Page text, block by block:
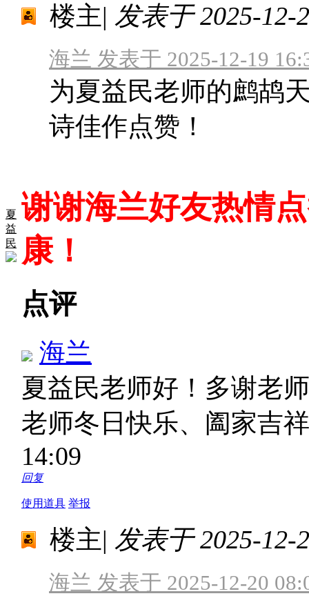
夏
益
民
楼主| 发表于 2025-12-
海兰 发表于 2025-12-19
为夏益民老师的鹧鸪
诗佳作点赞！
谢谢海兰好友热情
康！
点评
海兰
夏益民老师好！多谢老
老师冬日快乐、阖家吉
14:09
回复
使用道具 举报
楼主| 发表于 2025-12-
海兰 发表于 2025-12-20